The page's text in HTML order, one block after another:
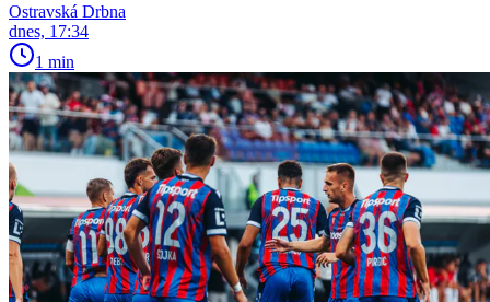
Ostravská Drbna
dnes, 17:34
1 min